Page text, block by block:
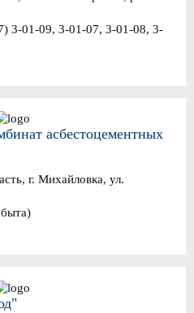
3-01-09, 3-01-07, 3-01-08, 3-
асбестоцементных
г. Михайловка, ул.